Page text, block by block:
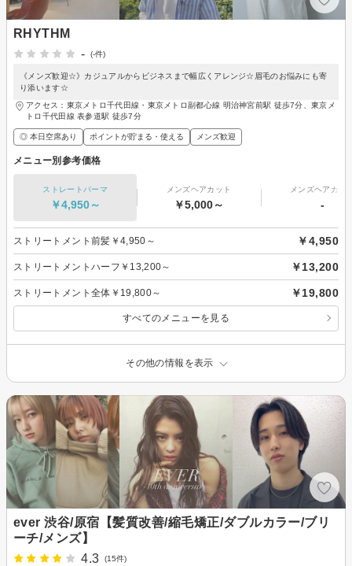
RHYTHM
-
(-件)
《メンズ歓迎☆》カジュアルからビジネスまで幅広くアレンジ☆眉毛のお悩みにも寄
り添います☆
アクセス：東京メトロ千代田線・東京メトロ副都心線 明治神宮前駅 徒歩7分、東京メ
トロ千代田線 表参道駅 徒歩7分
◎ 本日空席あり ポイントが貯まる・使える メンズ歓迎
メニュー別参考価格
ストレートパーマ
￥4,950～
メンズヘアカット
￥5,000～
メンズヘアカラ
-
ストリートメント前髪￥4,950～ ￥4,950
ストリートメントハーフ￥13,200～ ￥13,200
ストリートメント全体￥19,800～ ￥19,800
すべてのメニューを見る
その他の情報を表示
ever 渋谷/原宿【髪質改善/縮毛矯正/ダブルカラー/ブリ
ーチ/メンズ】
4.3
(15件)